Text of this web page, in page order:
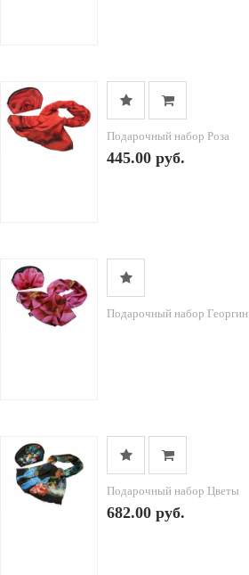
Подарочный набор Роза
445.00 руб.
Подарочный набор Георгин
Подарочный набор Цветы
682.00 руб.